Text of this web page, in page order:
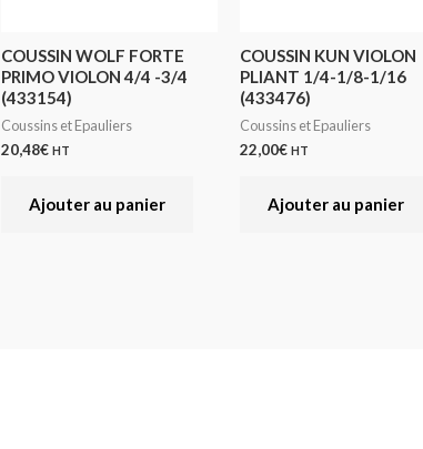
COUSSIN WOLF FORTE
PRIMO VIOLON 4/4 -3/4
(433154)
Coussins et Epauliers
20,48€ HT
Ajouter au panier
COUSSIN KUN VIOLON
PLIANT 1/4-1/8-1/16
(433476)
Coussins et Epauliers
22,00€ HT
Ajouter au panier